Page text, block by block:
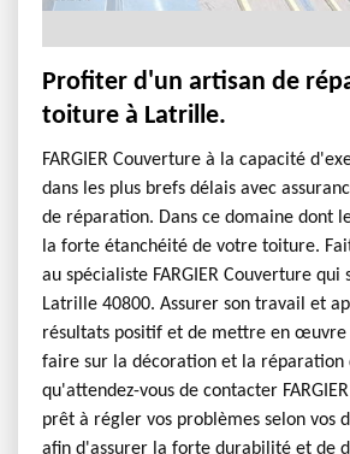
Profiter d'un artisan de
toiture à Latrille.
FARGIER Couverture à la capacité
dans les plus brefs délais avec
de réparation. Dans ce domaine dont
la forte étanchéité de votre toiture.
au spécialiste FARGIER Couverture qui
Latrille 40800. Assurer son travail et
résultats positif et de mettre en œuvre
faire sur la décoration et la réparation
qu'attendez-vous de contacter
prêt à régler vos problèmes selon vos
afin d'assurer la forte durabilité et de